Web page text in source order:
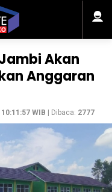
Akan
Anggaran
WIB | Dibaca: 2777